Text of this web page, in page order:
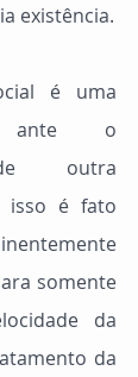
existência.
ante o
de outra
isso é fato
somente
da
da